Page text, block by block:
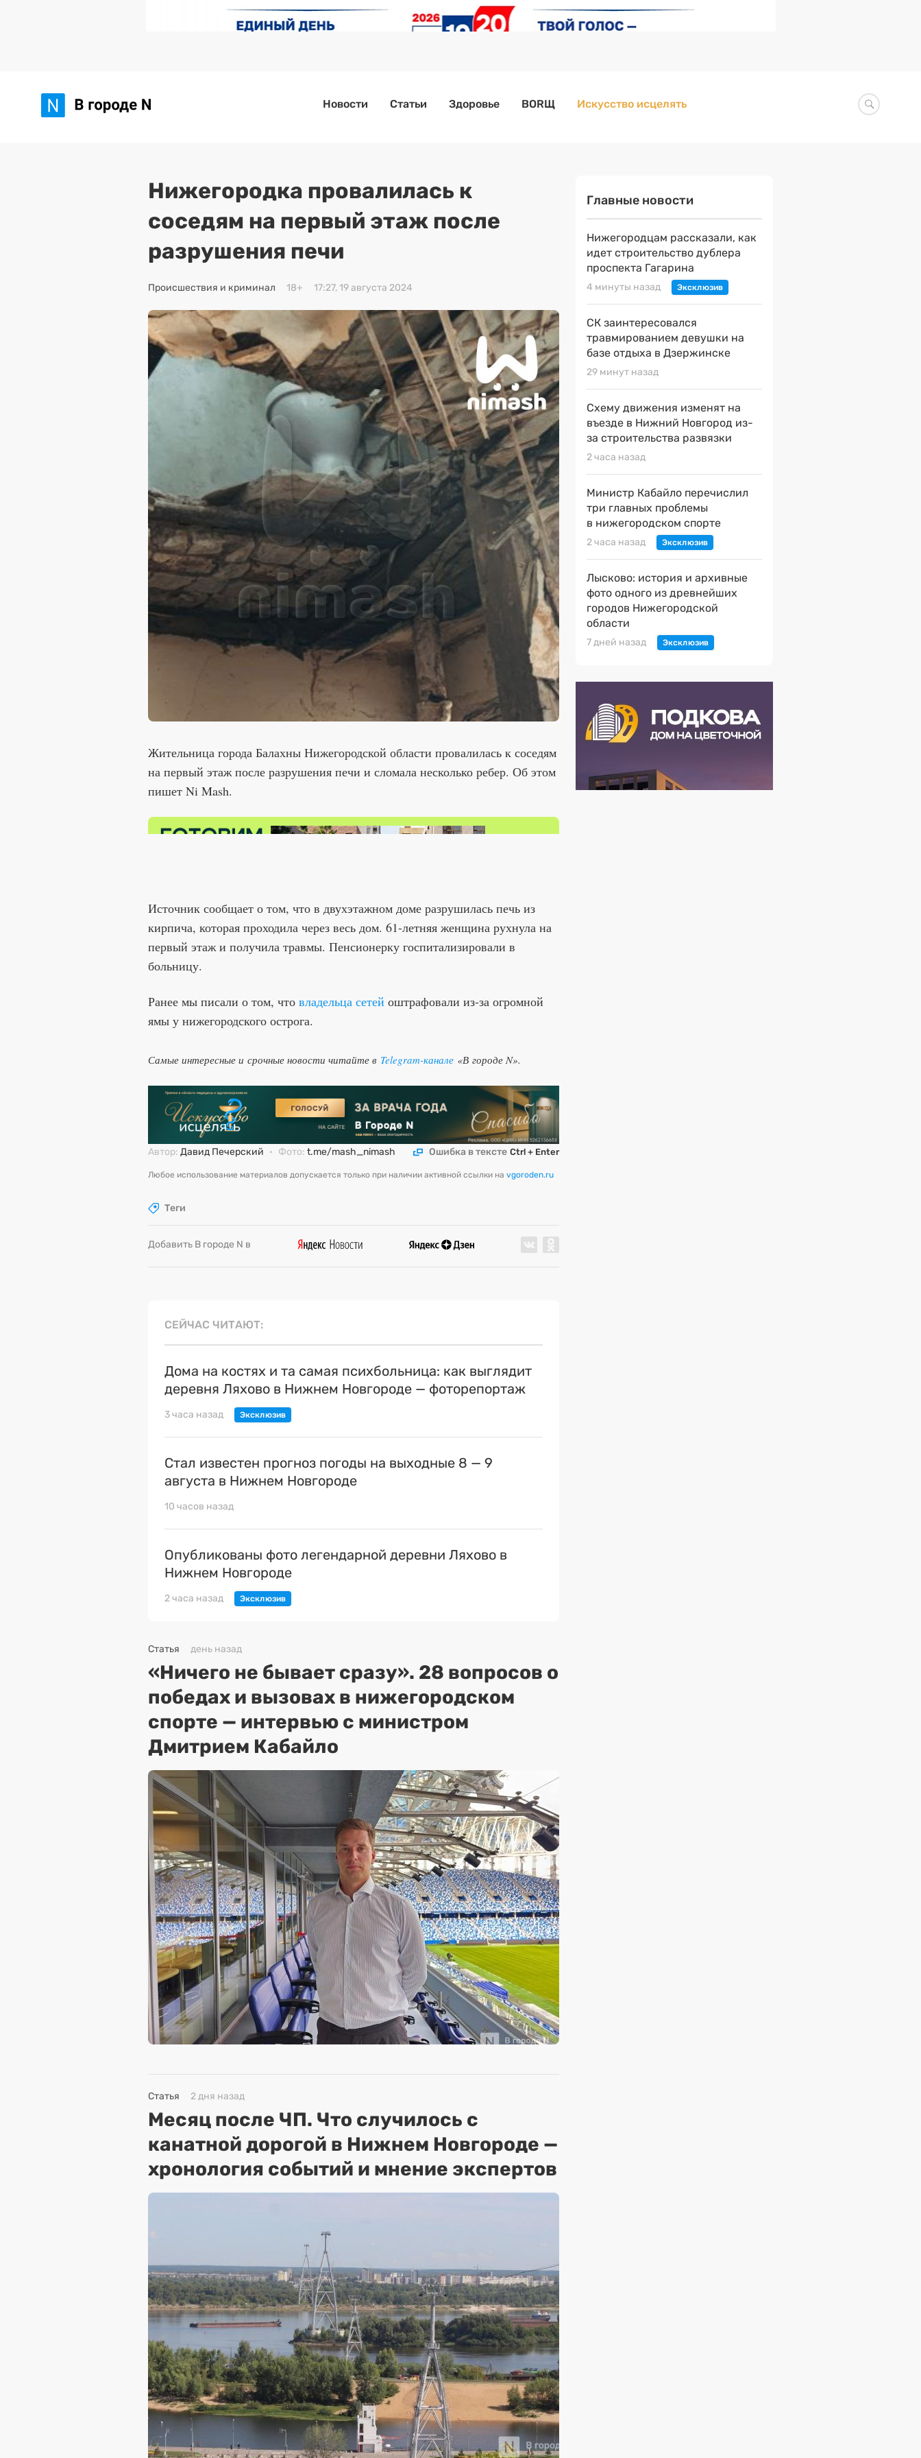
Новости Статьи Здоровье BORЩ Искусство исцелять
Нижегородка провалилась к
соседям на первый этаж после
разрушения печи
Происшествия и криминал 18+ 17:27, 19 августа 2024
Жительница города Балахны Нижегородской области провалилась к соседям
на первый этаж после разрушения печи и сломала несколько ребер. Об этом
пишет Ni Mash.
Источник сообщает о том, что в двухэтажном доме разрушилась печь из
кирпича, которая проходила через весь дом. 61-летняя женщина рухнула на
первый этаж и получила травмы. Пенсионерку госпитализировали в
больницу.
Ранее мы писали о том, что владельца сетей оштрафовали из-за огромной
ямы у нижегородского острога.
Самые интересные и срочные новости читайте в Telegram-канале «В городе N».
Автор: Давид Печерский · Фото: t.me/mash_nimash Ошибка в тексте Ctrl + Enter
Любое использование материалов допускается только при наличии активной ссылки на vgoroden.ru
Теги
Добавить В городе N в
СЕЙЧАС ЧИТАЮТ
Дома на костях и та самая психбольница: как выглядит
деревня Ляхово в Нижнем Новгороде — фоторепортаж
3 часа назад
Стал известен прогноз погоды на выходные 8 — 9
августа в Нижнем Новгороде
10 часов назад
Опубликованы фото легендарной деревни Ляхово в
Нижнем Новгороде
2 часа назад
Статья день назад
«Ничего не бывает сразу». 28 вопросов о
победах и вызовах в нижегородском
спорте — интервью с министром
Дмитрием Кабайло
Статья 2 дня назад
Месяц после ЧП. Что случилось с
канатной дорогой в Нижнем Новгороде —
хронология событий и мнение экспертов
Главные новости
Нижегородцам рассказали, как
идет строительство дублера
проспекта Гагарина
4 минуты назад
СК заинтересовался
травмированием девушки на
базе отдыха в Дзержинске
29 минут назад
Схему движения изменят на
въезде в Нижний Новгород из-
за строительства развязки
2 часа назад
Министр Кабайло перечислил
три главных проблемы
в нижегородском спорте
2 часа назад
Лысково: история и архивные
фото одного из древнейших
городов Нижегородской
области
7 дней назад